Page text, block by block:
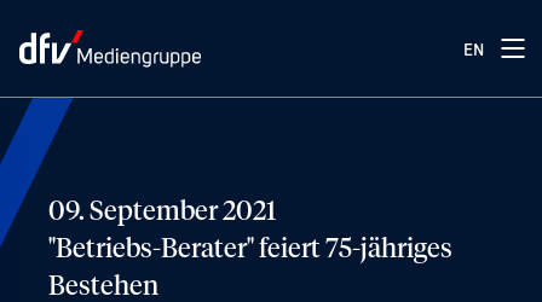
EN
09. September 2021
"Betriebs-Berater" feiert 75-jähriges
Bestehen